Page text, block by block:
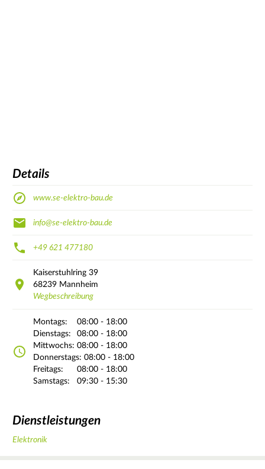
Details
www.se-elektro-bau.de
info@se-elektro-bau.de
+49 621 477180
Kaiserstuhlring 39
68239 Mannheim
Wegbeschreibung
Montags:
08:00 - 18:00
Dienstags:
08:00 - 18:00
Mittwochs: 08:00 - 18:00
Donnerstags: 08:00 - 18:00
Freitags:
08:00 - 18:00
Samstags:
09:30 - 15:30
Dienstleistungen
Elektronik